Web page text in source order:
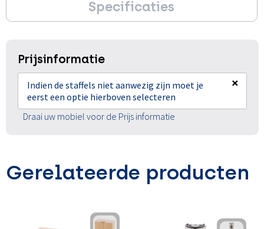
Specificaties
Prijsinformatie
Indien de staffels niet aanwezig zijn moet je
eerst een optie hierboven selecteren
×
Draai uw mobiel voor de Prijs informatie
Gerelateerde producten